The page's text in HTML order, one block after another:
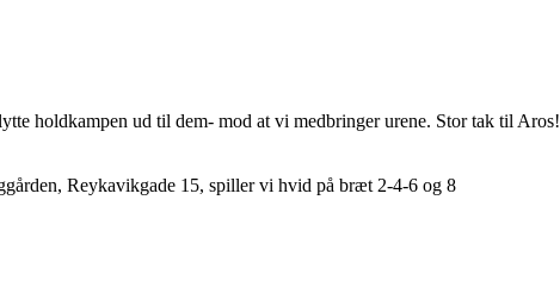
holdkampen ud til dem- mod at vi medbringer urene. Stor tak til Aros!
Reykavikgade 15, spiller vi hvid på bræt 2-4-6 og 8